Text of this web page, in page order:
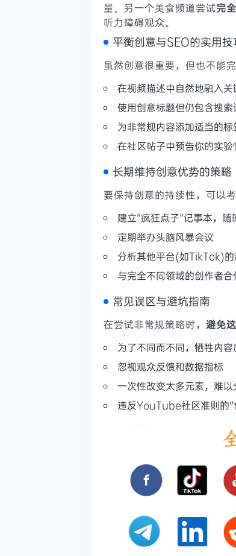
量。另一个美食频道尝试完
听力障碍观众。
平衡创意与SEO的实用技
虽然创意很重要，但也不能
在视频描述中自然地融入关
使用创意标题但仍包含搜索
为非常规内容添加适当的标
在社区帖子中预告你的实验
长期维持创意优势的策略
要保持创意的持续性，可以考
建立"疯狂点子"记事本，随
定期举办头脑风暴会议
分析其他平台(如TikTok)
与完全不同领域的创作者合
常见误区与避坑指南
在尝试非常规策略时， 避免
为了不同而不同，牺牲内容
忽视观众反馈和数据指标
一次性改变太多元素，难以
违反YouTube社区准则的"